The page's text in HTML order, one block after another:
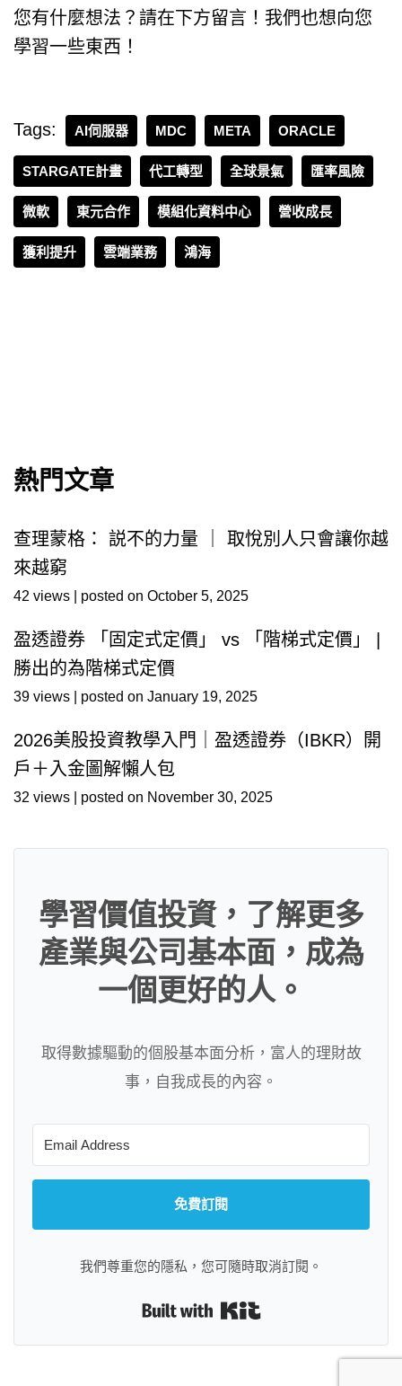
您有什麼想法？請在下方留言！我們也想向您
學習一些東西！
Tags: AI伺服器 MDC META ORACLE
STARGATE計畫 代工轉型 全球景氣 匯率風險
微軟 東元合作 模組化資料中心 營收成長
獲利提升 雲端業務 鴻海
熱門文章
查理蒙格： 説不的力量 ｜ 取悅別人只會讓你越
來越窮
42 views posted on October 5, 2025
盈透證券 「固定式定價」 vs 「階梯式定價」 |
勝出的為階梯式定價
39 views posted on January 19, 2025
2026美股投資教學入門｜盈透證券（IBKR）開
戶＋入金圖解懶人包
32 views posted on November 30, 2025
學習價值投資，了解更多
產業與公司基本面，成為
一個更好的人。
取得數據驅動的個股基本面分析，富人的理財故
事，自我成長的內容。
免費訂閱
我們尊重您的隱私，您可隨時取消訂閱。
Built with Kit